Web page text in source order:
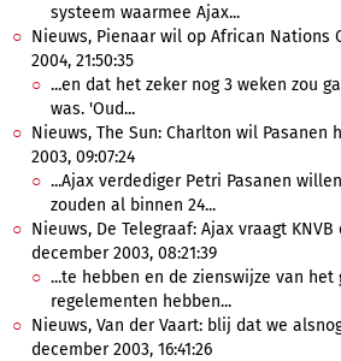
systeem waarmee Ajax...
Nieuws, Pienaar wil op African Nations
2004, 21:50:35
...en dat het zeker nog 3 weken zou
was. 'Oud...
Nieuws, The Sun: Charlton wil Pasanen h
2003, 09:07:24
...Ajax verdediger Petri Pasanen
zouden al binnen 24...
Nieuws, De Telegraaf: Ajax vraagt
december 2003, 08:21:39
...te hebben en de zienswijze van het
regelementen hebben...
Nieuws, Van der Vaart: blij dat we
december 2003, 16:41:26